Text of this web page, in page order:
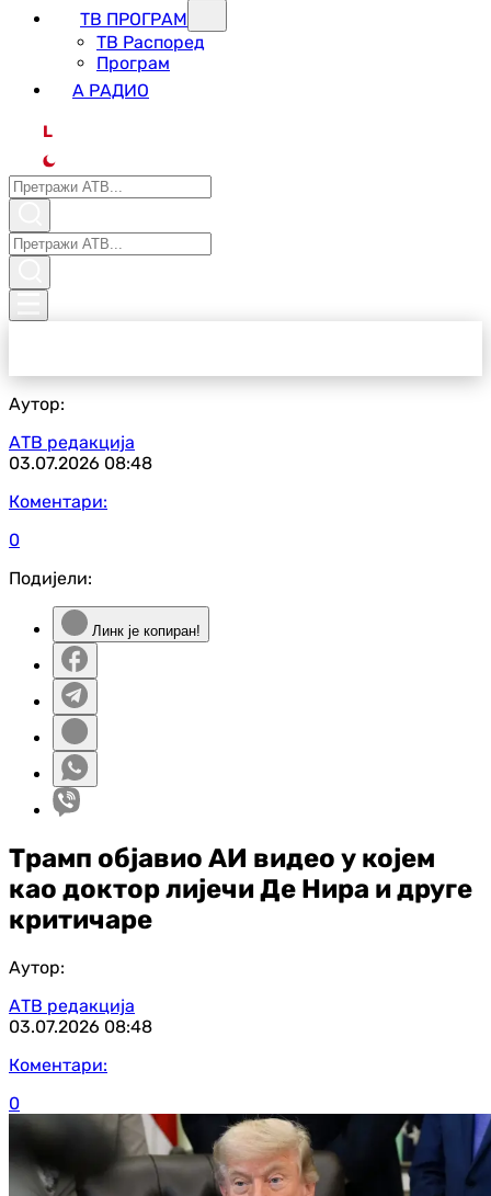
ТВ ПРОГРАМ
ТВ Распоред
Програм
А РАДИО
L
Аутор:
АТВ редакција
03.07.2026 08:48
Коментари:
0
Подијели:
Линк је копиран!
Трамп објавио АИ видео у којем
као доктор лијечи Де Нира и друге
критичаре
Аутор:
АТВ редакција
03.07.2026 08:48
Коментари:
0